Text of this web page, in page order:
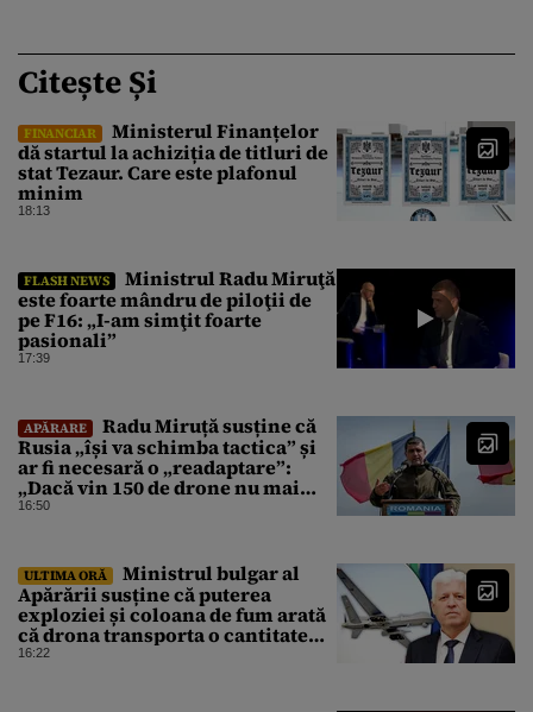
Citește Și
FINANCIAR
Ministerul Finanțelor
dă startul la achiziția de titluri de
stat Tezaur. Care este plafonul
minim
18:13
FLASH NEWS
Ministrul Radu Miruţă
este foarte mândru de piloţii de
pe F16: „I-am simţit foarte
pasionali”
17:39
APĂRARE
Radu Miruță susține că
Rusia „își va schimba tactica” și
ar fi necesară o „readaptare”:
„Dacă vin 150 de drone nu mai
suntem pe timp de pace”
16:50
ULTIMA ORĂ
Ministrul bulgar al
Apărării susține că puterea
exploziei și coloana de fum arată
că drona transporta o cantitate
semnificativă de exploziv
16:22